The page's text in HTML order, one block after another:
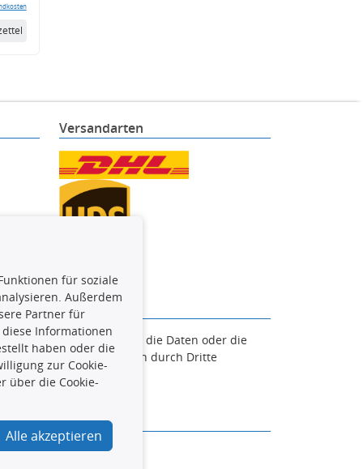
Versandarten
Es ist zu unterlassen, die Daten oder die
oder diese Handlungen durch Dritte
verfolgt.
für soziale
Außerdem
Partner für
Informationen
haben oder die
zur Cookie-
über die Cookie-
Alle akzeptieren